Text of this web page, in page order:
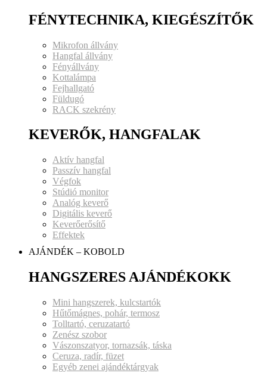
FÉNYTECHNIKA, KIEGÉSZÍTŐK
Mikrofon állvány
Hangfal állvány
Fényállvány
Kottalámpa
Fejhallgató
Füldugó
RACK szekrény
KEVERŐK, HANGFALAK
Aktív hangfal
Passzív hangfal
Végfok
Stúdió monitor
Analóg keverő
Digitális keverő
Keverőerősítő
Effektek
AJÁNDÉK – KOBOLD
HANGSZERES AJÁNDÉKOKK
Mini hangszerek, kulcstartók
Hűtőmágnes, pohár, termosz
Tolltartó, ceruzatartó
Zenész szobor
Vászonszatyor, tornazsák, táska
Ceruza, radír, füzet
Egyéb zenei ajándéktárgyak